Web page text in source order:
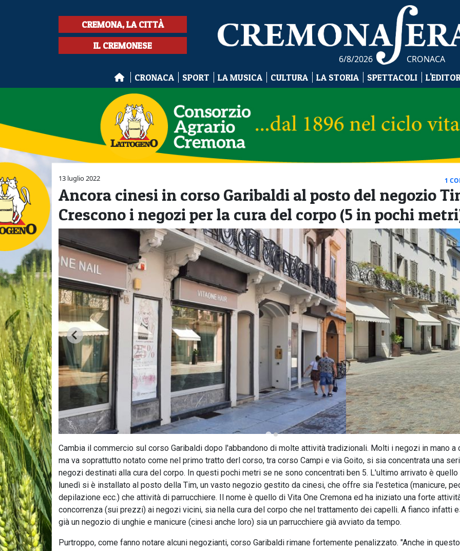
CREMONA, LA CITTÀ
IL CREMONESE
6/8/2026 CRONACA
CRONACA SPORT LA MUSICA CULTURA LA STORIA SPETTACOLI
13 luglio 2022 1
Ancora cinesi in corso Garibaldi al posto del negozio
Crescono i negozi per la cura del corpo (5 in pochi
Cambia il commercio sul corso Garibaldi dopo l'abbandono di molte attività tradizionali. Molti i negozi in mano a
ma va soprattutto notato come nel primo tratto derl corso, tra corso Campi e via Goito, si sia concentrata una
negozi destinati alla cura del corpo. In questi pochi metri se ne sono concentrati ben 5. L'ultimo arrivato è quello
lunedì si è installato al posto della Tim, un vasto negozio gestito da cinesi, che offre sia l'estetica (manicure,
depilazione ecc.) che attività di parrucchiere. Il nome è quello di Vita One Cremona ed ha iniziato una forte
concorrenza (sui prezzi) ai negozi vicini, sia nella cura del corpo che nel trattamento dei capelli. A fianco infatti
già un negozio di unghie e manicure (cinesi anche loro) sia un parrucchiere già avviato da tempo.
Purtroppo, come fanno notare alcuni negozianti, corso Garibaldi rimane fortemente penalizzato. "Anche in questo